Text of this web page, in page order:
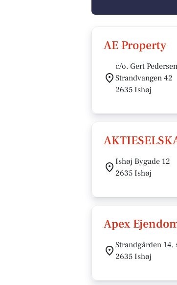
AE Property
c/o. Gert Pedersen
Strandvangen 42
2635 Ishøj
Ishøj Bygade 12
2635 Ishøj
Apex
Strandgården 14,
2635 Ishøj